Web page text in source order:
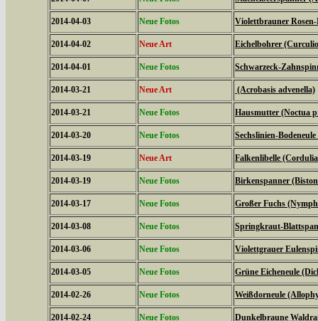
2014-04-03 Neue Fotos Violettbrauner
2014-04-02 Neue Art Eichelbohrer
2014-04-01 Neue Fotos Schwarzeck-
2014-03-21 Neue Art (Acrobasis advenella)
2014-03-21 Neue Fotos Hausmutter (Noctua
2014-03-20 Neue Fotos Sechslinien-
2014-03-19 Neue Art Falkenlibelle (Cordulia
2014-03-19 Neue Fotos Birkenspanner
2014-03-17 Neue Fotos Großer Fuchs
2014-03-08 Neue Fotos Springkraut-
2014-03-06 Neue Fotos Violettgrauer
2014-03-05 Neue Fotos Grüne Eicheneule
2014-02-26 Neue Fotos Weißdorneule
2014-02-24 Neue Fotos Dunkelbraune